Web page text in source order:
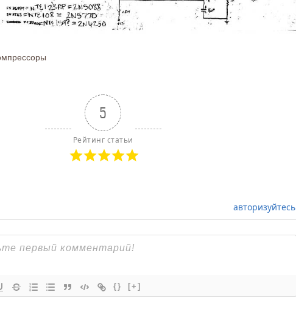
5
Рейтинг статьи
авторизуйтесь
{} [+]